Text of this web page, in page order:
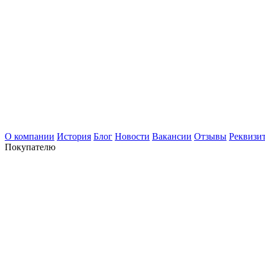
О компании История Блог Новости Вакансии Отзывы
Покупателю